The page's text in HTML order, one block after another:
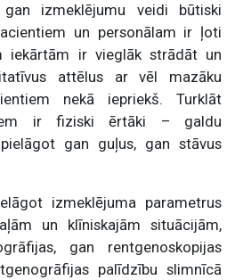
izmeklējumu veidi būtiski
un personālam ir ļoti
iekārtām ir vieglāk strādāt un
attēlus ar vēl mazāku
nekā iepriekš. Turklāt
ir fiziski ērtāki – galdu
gan guļus, gan stāvus
izmeklējuma parametrus
un klīniskajām situācijām,
gan rentgenoskopijas
palīdzību slimnīcā